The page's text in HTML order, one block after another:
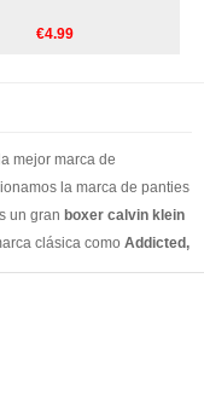
€4.99
mejor marca de
la marca de panties
un gran boxer calvin klein
clásica como Addicted,
de estilo
slip y tangas para
estilos de ropa interior que
estilo en nuestra tienda
para volver ... ¡envío